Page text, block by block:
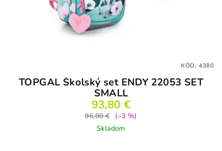
TOPGAL Školský set ENDY 22053 SET
SMALL
93,80 €
96,80 €
(–3 %)
Skladom
KÓD: 4380